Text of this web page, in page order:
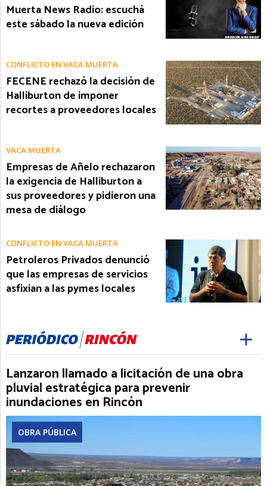
Muerta News Radio: escuchá
este sábado la nueva edición
CONFLICTO EN VACA MUERTA
FECENE rechazó la decisión de
Halliburton de imponer
recortes a proveedores locales
VACA MUERTA
Empresas de Añelo rechazaron
la exigencia de Halliburton a
sus proveedores y pidieron una
mesa de diálogo
CONFLICTO EN VACA MUERTA
Petroleros Privados denunció
que las empresas de servicios
asfixian a las pymes locales
Lanzaron llamado a licitación de una obra
pluvial estratégica para prevenir
inundaciones en Rincón
OBRA PÚBLICA